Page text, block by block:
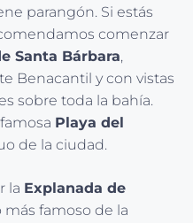
parangón. Si estás
comenzar
Santa Bárbara,
Benacantil y con vistas
sobre toda la bahía.
Playa del
de la ciudad.
la Explanada de
famoso de la